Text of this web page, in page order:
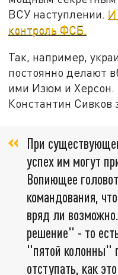
ВСУ наступлении. И
контроль ФСБ.
Так, например,
постоянно делают
ими Изюм и Херсон.
Константин Сивков
При
успех им могут
Вопиющее
командования,
вряд ли
решение" - то
"пятой колонны"
отступать, как